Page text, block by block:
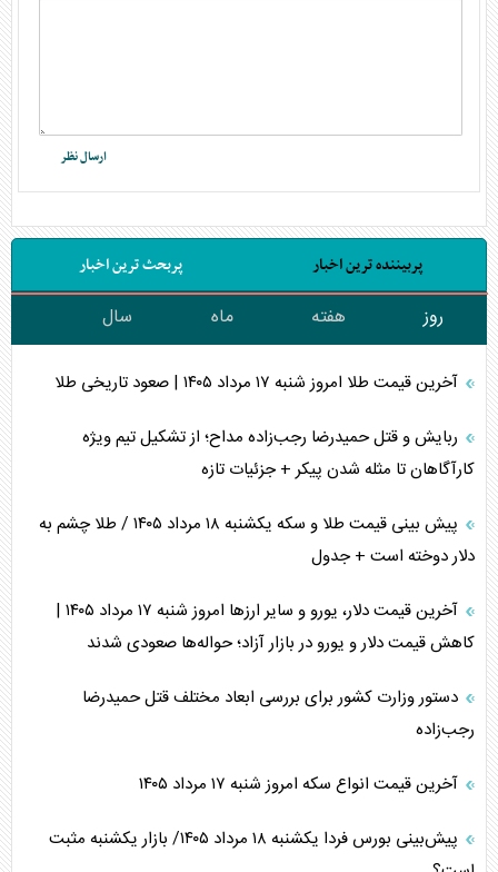
پربیننده ترین اخبار پربحث ترین اخبار
روز هفته ماه سال
آخرین قیمت طلا امروز شنبه ۱۷ مرداد ۱۴۰۵ | صعود تاریخی طلا
ربایش و قتل حمیدرضا رجب‌زاده مداح؛ از تشکیل تیم ویژه
کارآگاهان تا مثله شدن پیکر + جزئیات تازه
پیش بینی قیمت طلا و سکه یکشنبه ۱۸ مرداد ۱۴۰۵ / طلا چشم به
دلار دوخته است + جدول
آخرین قیمت دلار، یورو و سایر ارز‌ها امروز شنبه ۱۷ مرداد ۱۴۰۵ |
کاهش قیمت دلار و یورو در بازار آزاد؛ حواله‌ها صعودی شدند
دستور وزارت کشور برای بررسی ابعاد مختلف قتل حمیدرضا
رجب‌زاده
آخرین قیمت انواع سکه امروز شنبه ۱۷ مرداد ۱۴۰۵
پیش‌بینی بورس فردا یکشنبه ۱۸ مرداد ۱۴۰۵/ بازار یکشنبه مثبت